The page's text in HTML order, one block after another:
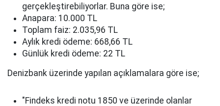
gerçekleştirebiliyorlar. Buna göre ise;
Anapara: 10.000 TL
Toplam faiz: 2.035,96 TL
Aylık kredi ödeme: 668,66 TL
Günlük kredi ödeme: 22 TL
Denizbank üzerinde yapılan açıklamalara göre ise;
"Findeks kredi notu 1850 ve üzerinde olanlar